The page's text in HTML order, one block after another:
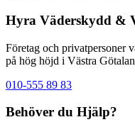
Hyra Väderskydd &
Företag och privatpersoner
på hög höjd i Västra
010-555 89 83
Behöver du Hjälp?